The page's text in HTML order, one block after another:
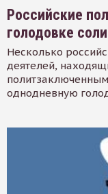
Российские
голодовке
Несколько
деятелей,
однодневную